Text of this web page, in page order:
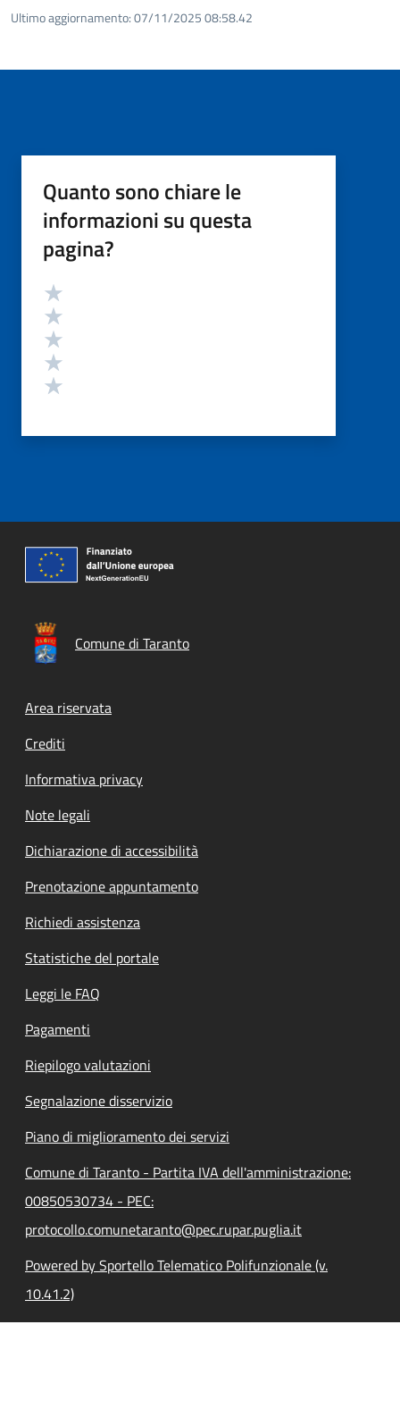
Ultimo aggiornamento:07/11/2025 08:58.42
Quanto sono chiare le
informazioni su questa
pagina?
Valutazione
Comune di Taranto
Footer menu
Area riservata
Crediti
Informativa privacy
Note legali
Dichiarazione di accessibilità
Prenotazione appuntamento
Richiedi assistenza
Statistiche del portale
Leggi le FAQ
Pagamenti
Riepilogo valutazioni
Segnalazione disservizio
Piano di miglioramento dei servizi
Comune di Taranto - Partita IVA dell'amministrazione:
00850530734 - PEC:
protocollo.comunetaranto@pec.rupar.puglia.it
Powered by Sportello Telematico Polifunzionale (v.
10.41.2)